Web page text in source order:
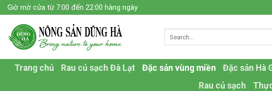
Skip
to
content
Giờ mờ cửa từ 7:00 đến 22:00 hàng ngày
Trang chủ Rau củ sạch Đà Lạt Đặc sản vùng miền Đặc sản Hà
Rau củ sạch